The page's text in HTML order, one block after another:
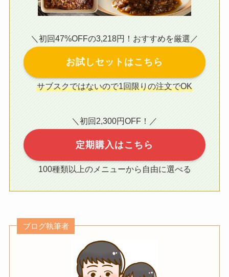
＼初回47%OFFの3,218円！おすすめを厳選／
お試しセットはこちら
サブスクではないので1回限りの注文でOK
＼初回2,300円OFF！／
定期購入はこちら
100種類以上のメニューから自由に選べる
ブログ執筆者